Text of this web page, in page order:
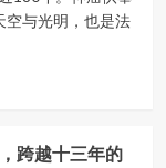
空与光明，也是法
跨越十三年的